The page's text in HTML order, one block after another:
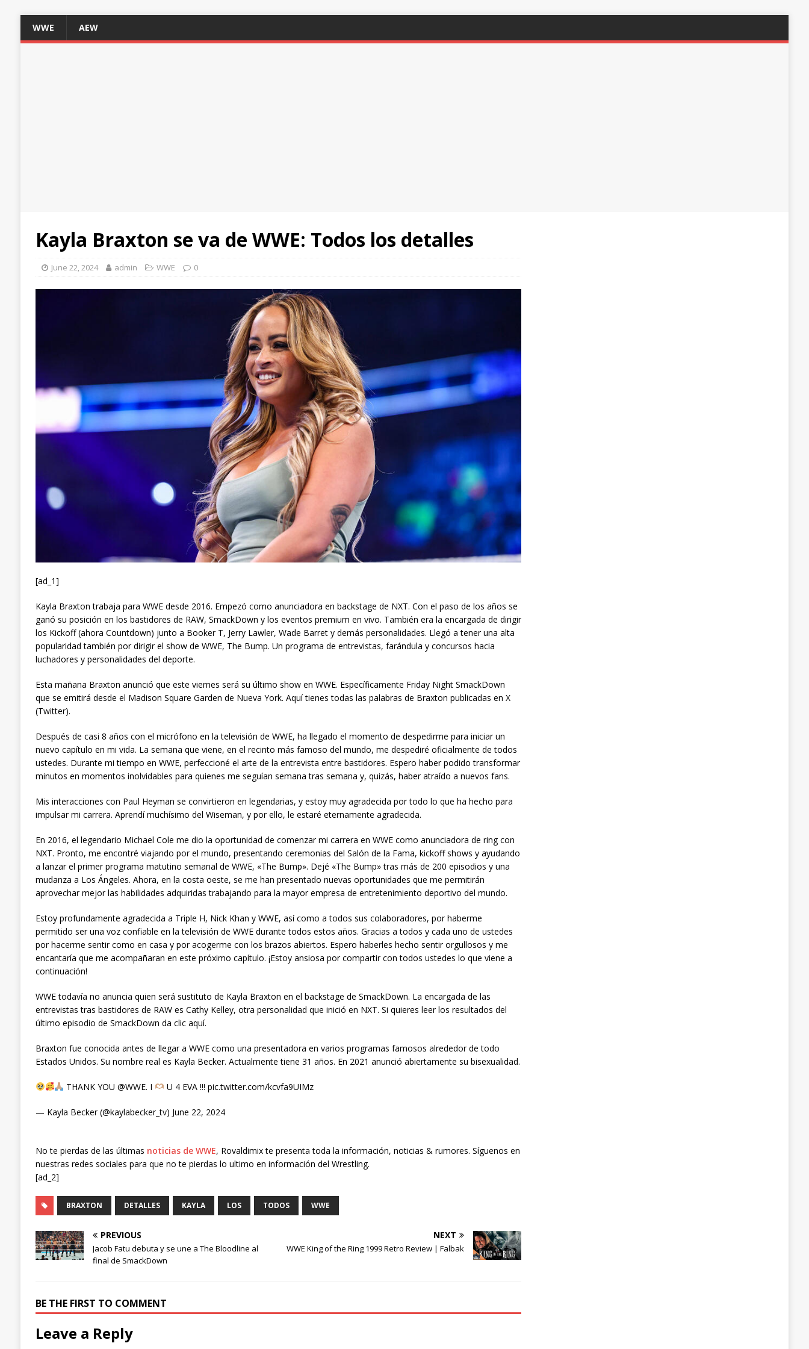
WWE AEW
Kayla Braxton se va de WWE: Todos los detalles
June 22, 2024 admin WWE 0
[ad_1]
Kayla Braxton trabaja para WWE desde 2016. Empezó como anunciadora en backstage de NXT. Con el paso de los años se
ganó su posición en los bastidores de RAW, SmackDown y los eventos premium en vivo. También era la encargada de dirigir
los Kickoff (ahora Countdown) junto a Booker T, Jerry Lawler, Wade Barret y demás personalidades. Llegó a tener una alta
popularidad también por dirigir el show de WWE, The Bump. Un programa de entrevistas, farándula y concursos hacia
luchadores y personalidades del deporte.
Esta mañana Braxton anunció que este viernes será su último show en WWE. Específicamente Friday Night SmackDown
que se emitirá desde el Madison Square Garden de Nueva York. Aquí tienes todas las palabras de Braxton publicadas en X
(Twitter).
Después de casi 8 años con el micrófono en la televisión de WWE, ha llegado el momento de despedirme para iniciar un
nuevo capítulo en mi vida. La semana que viene, en el recinto más famoso del mundo, me despediré oficialmente de todos
ustedes. Durante mi tiempo en WWE, perfeccioné el arte de la entrevista entre bastidores. Espero haber podido transformar
minutos en momentos inolvidables para quienes me seguían semana tras semana y, quizás, haber atraído a nuevos fans.
Mis interacciones con Paul Heyman se convirtieron en legendarias, y estoy muy agradecida por todo lo que ha hecho para
impulsar mi carrera. Aprendí muchísimo del Wiseman, y por ello, le estaré eternamente agradecida.
En 2016, el legendario Michael Cole me dio la oportunidad de comenzar mi carrera en WWE como anunciadora de ring con
NXT. Pronto, me encontré viajando por el mundo, presentando ceremonias del Salón de la Fama, kickoff shows y ayudando
a lanzar el primer programa matutino semanal de WWE, «The Bump». Dejé «The Bump» tras más de 200 episodios y una
mudanza a Los Ángeles. Ahora, en la costa oeste, se me han presentado nuevas oportunidades que me permitirán
aprovechar mejor las habilidades adquiridas trabajando para la mayor empresa de entretenimiento deportivo del mundo.
Estoy profundamente agradecida a Triple H, Nick Khan y WWE, así como a todos sus colaboradores, por haberme
permitido ser una voz confiable en la televisión de WWE durante todos estos años. Gracias a todos y cada uno de ustedes
por hacerme sentir como en casa y por acogerme con los brazos abiertos. Espero haberles hecho sentir orgullosos y me
encantaría que me acompañaran en este próximo capítulo. ¡Estoy ansiosa por compartir con todos ustedes lo que viene a
continuación!
WWE todavía no anuncia quien será sustituto de Kayla Braxton en el backstage de SmackDown. La encargada de las
entrevistas tras bastidores de RAW es Cathy Kelley, otra personalidad que inició en NXT. Si quieres leer los resultados del
último episodio de SmackDown da clic aquí.
Braxton fue conocida antes de llegar a WWE como una presentadora en varios programas famosos alrededor de todo
Estados Unidos. Su nombre real es Kayla Becker. Actualmente tiene 31 años. En 2021 anunció abiertamente su bisexualidad.
THANK YOU @WWE. I U 4 EVA !!! pic.twitter.com/kcvfa9UIMz
— Kayla Becker (@kaylabecker_tv) June 22, 2024
No te pierdas de las últimas noticias de WWE, Rovaldimix te presenta toda la información, noticias & rumores. Síguenos en
nuestras redes sociales para que no te pierdas lo ultimo en información del Wrestling.
[ad_2]
BRAXTON DETALLES KAYLA LOS TODOS WWE
PREVIOUS
Jacob Fatu debuta y se une a The Bloodline al
final de SmackDown
NEXT
WWE King of the Ring 1999 Retro Review | Falbak
BE THE FIRST TO COMMENT
Leave a Reply